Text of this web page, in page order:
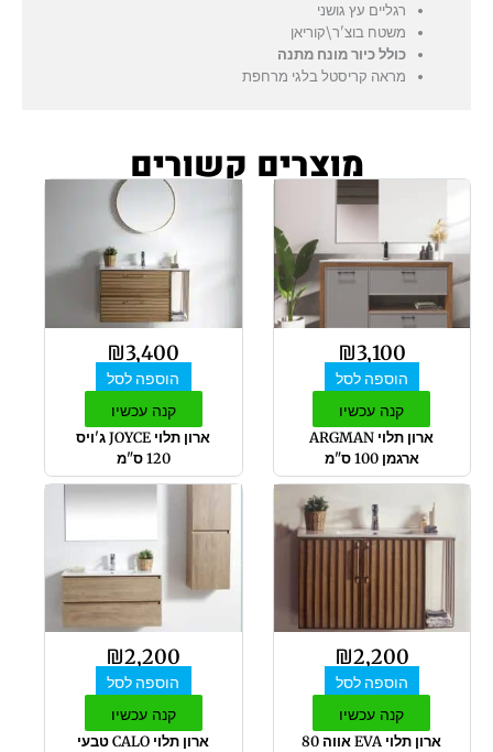
רגליים עץ גושני
משטח בוצ'ר\קוריאן
כולל כיור מונח מתנה
מראה קריסטל בלגי מרחפת
מוצרים קשורים
₪3,100
הוספה לסל
קנה עכשיו
ארון תלוי ARGMAN
ארגמן 100 ס"מ
₪3,400
הוספה לסל
קנה עכשיו
ארון תלוי JOYCE ג'ויס
120 ס"מ
₪2,200
הוספה לסל
קנה עכשיו
ארון תלוי EVA אווה 80
₪2,200
הוספה לסל
קנה עכשיו
ארון תלוי CALO טבעי